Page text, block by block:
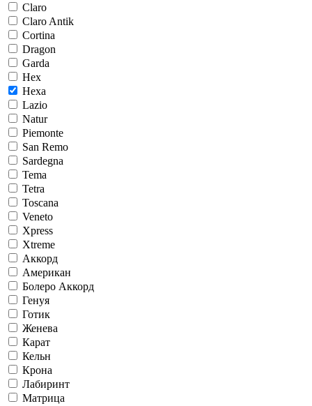
Claro
Claro Antik
Cortina
Dragon
Garda
Hex
Hexa
Lazio
Natur
Piemonte
San Remo
Sardegna
Tema
Tetra
Toscana
Veneto
Xpress
Xtreme
Аккорд
Американ
Болеро Аккорд
Генуя
Готик
Женева
Карат
Кельн
Крона
Лабиринт
Матрица